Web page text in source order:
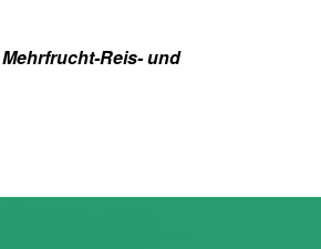
Reis- und